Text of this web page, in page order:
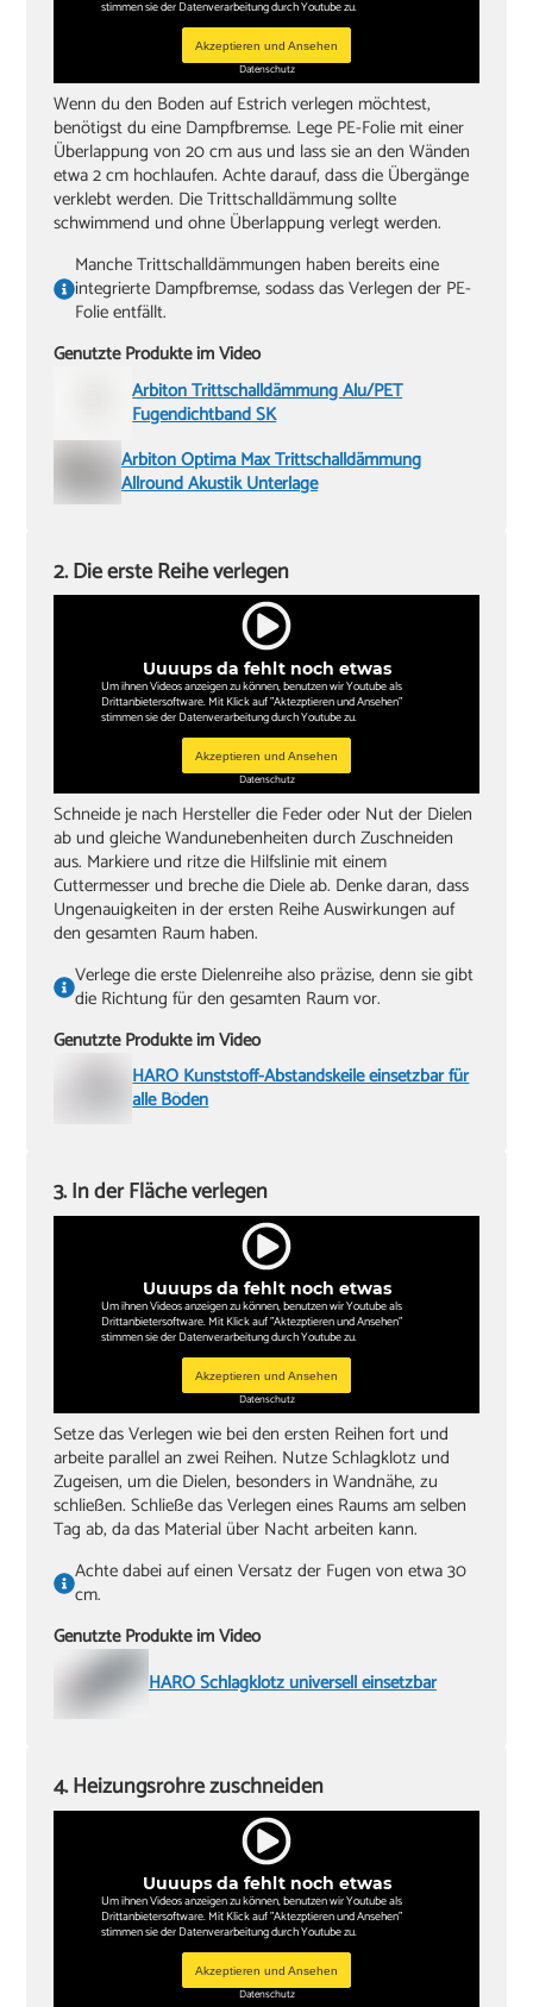
stimmen sie der Datenverarbeitung durch Youtube zu.
Akzeptieren und Ansehen
Datenschutz
Wenn du den Boden auf Estrich verlegen möchtest,
benötigst du eine Dampfbremse. Lege PE-Folie mit einer
Überlappung von 20 cm aus und lass sie an den Wänden
etwa 2 cm hochlaufen. Achte darauf, dass die Übergänge
verklebt werden. Die Trittschalldämmung sollte
schwimmend und ohne Überlappung verlegt werden.
Manche Trittschalldämmungen haben bereits eine
integrierte Dampfbremse, sodass das Verlegen der PE-
Folie entfällt.
Genutzte Produkte im Video
Arbiton Trittschalldämmung Alu/PET
Fugendichtband SK
Arbiton Optima Max Trittschalldämmung
Allround Akustik Unterlage
Uuuups da fehlt noch etwas
Um ihnen Videos anzeigen zu können, benutzen wir Youtube als
Drittanbietersoftware. Mit Klick auf "Aktezptieren und Ansehen"
stimmen sie der Datenverarbeitung durch Youtube zu.
Akzeptieren und Ansehen
Datenschutz
2. Die erste Reihe verlegen
Schneide je nach Hersteller die Feder oder Nut der Dielen
ab und gleiche Wandunebenheiten durch Zuschneiden
aus. Markiere und ritze die Hilfslinie mit einem
Cuttermesser und breche die Diele ab. Denke daran, dass
Ungenauigkeiten in der ersten Reihe Auswirkungen auf
den gesamten Raum haben.
Verlege die erste Dielenreihe also präzise, denn sie gibt
die Richtung für den gesamten Raum vor.
Genutzte Produkte im Video
HARO Kunststoff-Abstandskeile einsetzbar für
alle Böden
Uuuups da fehlt noch etwas
Um ihnen Videos anzeigen zu können, benutzen wir Youtube als
Drittanbietersoftware. Mit Klick auf "Aktezptieren und Ansehen"
stimmen sie der Datenverarbeitung durch Youtube zu.
Akzeptieren und Ansehen
Datenschutz
3. In der Fläche verlegen
Setze das Verlegen wie bei den ersten Reihen fort und
arbeite parallel an zwei Reihen. Nutze Schlagklotz und
Zugeisen, um die Dielen, besonders in Wandnähe, zu
schließen. Schließe das Verlegen eines Raums am selben
Tag ab, da das Material über Nacht arbeiten kann.
Achte dabei auf einen Versatz der Fugen von etwa 30
cm.
Genutzte Produkte im Video
HARO Schlagklotz universell einsetzbar
Uuuups da fehlt noch etwas
Um ihnen Videos anzeigen zu können, benutzen wir Youtube als
Drittanbietersoftware. Mit Klick auf "Aktezptieren und Ansehen"
stimmen sie der Datenverarbeitung durch Youtube zu.
Akzeptieren und Ansehen
Datenschutz
4. Heizungsrohre zuschneiden